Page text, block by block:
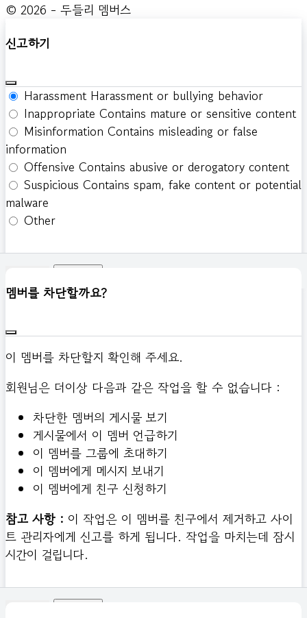
© 2026 - 두들리 멤버스
신고하기
Harassment Harassment or bullying behavior
Inappropriate Contains mature or sensitive content
Misinformation Contains misleading or false
information
Offensive Contains abusive or derogatory content
Suspicious Contains spam, fake content or potential
malware
Other
멤버를 차단할까요?
이 멤버를 차단할지 확인해 주세요.
회원님은 더이상 다음과 같은 작업을 할 수 없습니다 :
차단한 멤버의 게시물 보기
게시물에서 이 멤버 언급하기
이 멤버를 그룹에 초대하기
이 멤버에게 메시지 보내기
이 멤버에게 친구 신청하기
참고 사항 : 이 작업은 이 멤버를 친구에서 제거하고 사이
트 관리자에게 신고를 하게 됩니다. 작업을 마치는데 잠시
시간이 걸립니다.